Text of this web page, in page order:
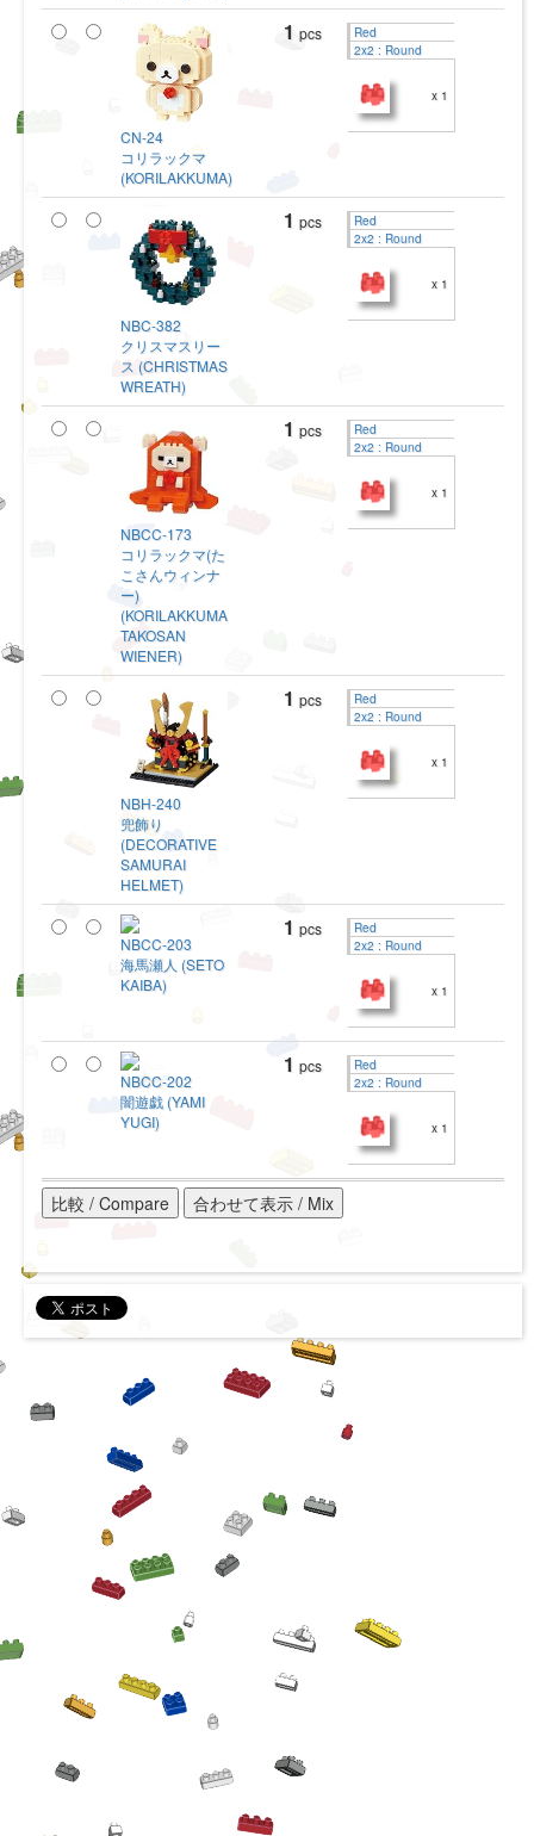
CN-24
コリラックマ
(KORILAKKUMA)
1 pcs
Red
2x2 : Round
x 1
NBC-382
クリスマスリー
ス (CHRISTMAS
WREATH)
1 pcs
Red
2x2 : Round
x 1
NBCC-173
コリラックマ(た
こさんウィンナ
ー)
(KORILAKKUMA
TAKOSAN
WIENER)
1 pcs
Red
2x2 : Round
x 1
NBH-240
兜飾り
(DECORATIVE
SAMURAI
HELMET)
1 pcs
Red
2x2 : Round
x 1
NBCC-203
海馬瀬人 (SETO
KAIBA)
1 pcs
Red
2x2 : Round
x 1
NBCC-202
闇遊戯 (YAMI
YUGI)
1 pcs
Red
2x2 : Round
x 1
比較 / Compare 合わせて表示 / Mix